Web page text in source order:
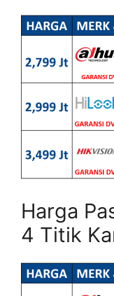
Harga
4 Titik